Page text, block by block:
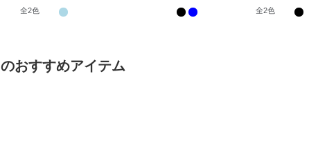
全2色 全2色
のおすすめアイテム